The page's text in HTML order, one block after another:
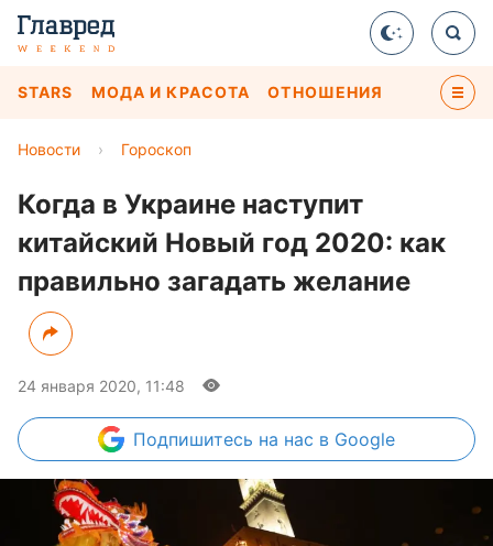
STARS МОДА И КРАСОТА ОТНОШЕНИЯ
Новости › Гороскоп
Когда в Украине наступит
китайский Новый год 2020: как
правильно загадать желание
24 января 2020, 11:48
Подпишитесь на нас в Google